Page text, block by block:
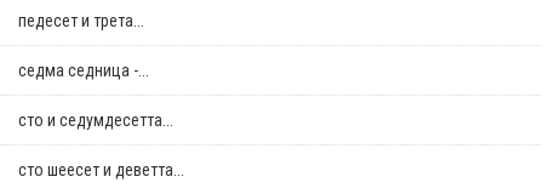
педесет и трета...
седма седница -...
сто и седумдесетта...
сто шеесет и деветта...